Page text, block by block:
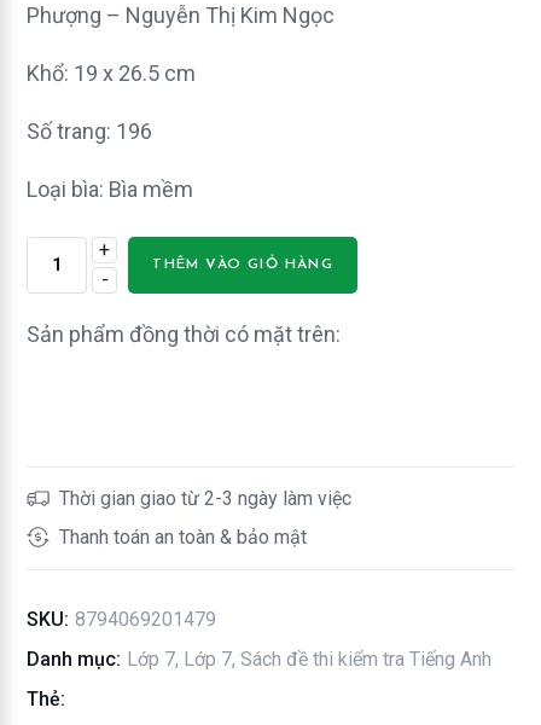
Phượng – Nguyễn Thị Kim Ngọc
Khổ: 19 x 26.5 cm
Số trang: 196
Loại bìa: Bìa mềm
-
Tra
Tiếng
–
Global
lượng
+
THÊM VÀO GIỎ HÀNG
Sản phẩm đồng thời có mặt trên:
Thời gian giao từ 2-3 ngày làm việc
Thanh toán an toàn & bảo mật
SKU: 8794069201479
Danh mục: Lớp 7, Lớp 7,Sách đề thi kiểm tra Tiếng Anh
Thẻ: